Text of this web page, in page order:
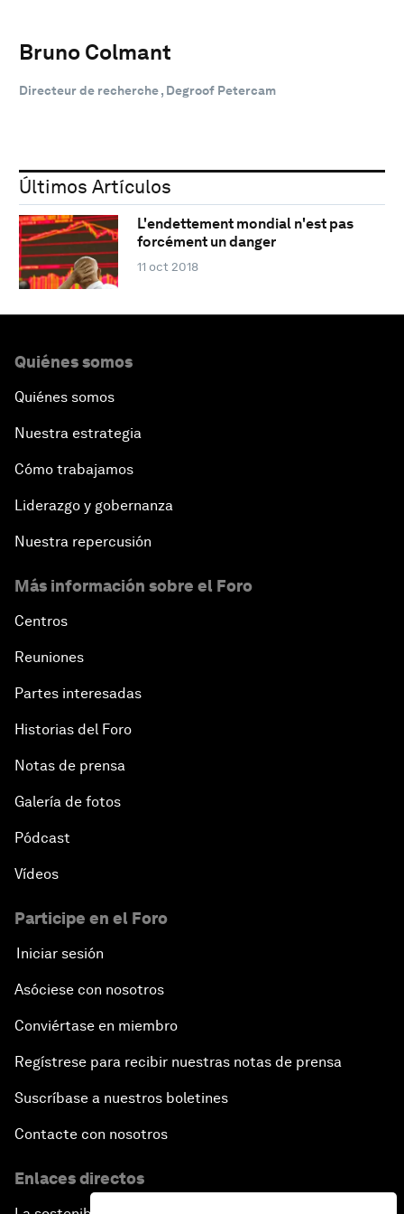
Bruno Colmant
Directeur de recherche , Degroof Petercam
Últimos Artículos
L'endettement mondial n'est pas
forcément un danger
11 oct 2018
Quiénes somos
Quiénes somos
Nuestra estrategia
Cómo trabajamos
Liderazgo y gobernanza
Nuestra repercusión
Más información sobre el Foro
Centros
Reuniones
Partes interesadas
Historias del Foro
Notas de prensa
Galería de fotos
Pódcast
Vídeos
Participe en el Foro
Iniciar sesión
Asóciese con nosotros
Conviértase en miembro
Regístrese para recibir nuestras notas de prensa
Suscríbase a nuestros boletines
Contacte con nosotros
Enlaces directos